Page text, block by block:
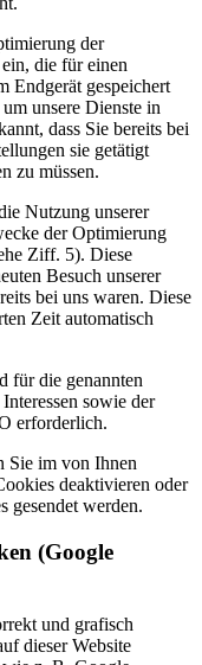
der
die für einen
Endgerät gespeichert
unsere Dienste in
dass Sie bereits bei
sie getätigt
zu müssen.
Nutzung unserer
der Optimierung
Ziff. 5). Diese
Besuch unserer
bei uns waren. Diese
Zeit automatisch
für die genannten
sowie der
erforderlich.
Sie im von Ihnen
deaktivieren oder
gesendet werden.
(Google
und grafisch
dieser Website